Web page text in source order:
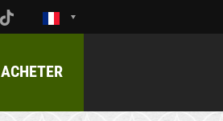
ACHETER